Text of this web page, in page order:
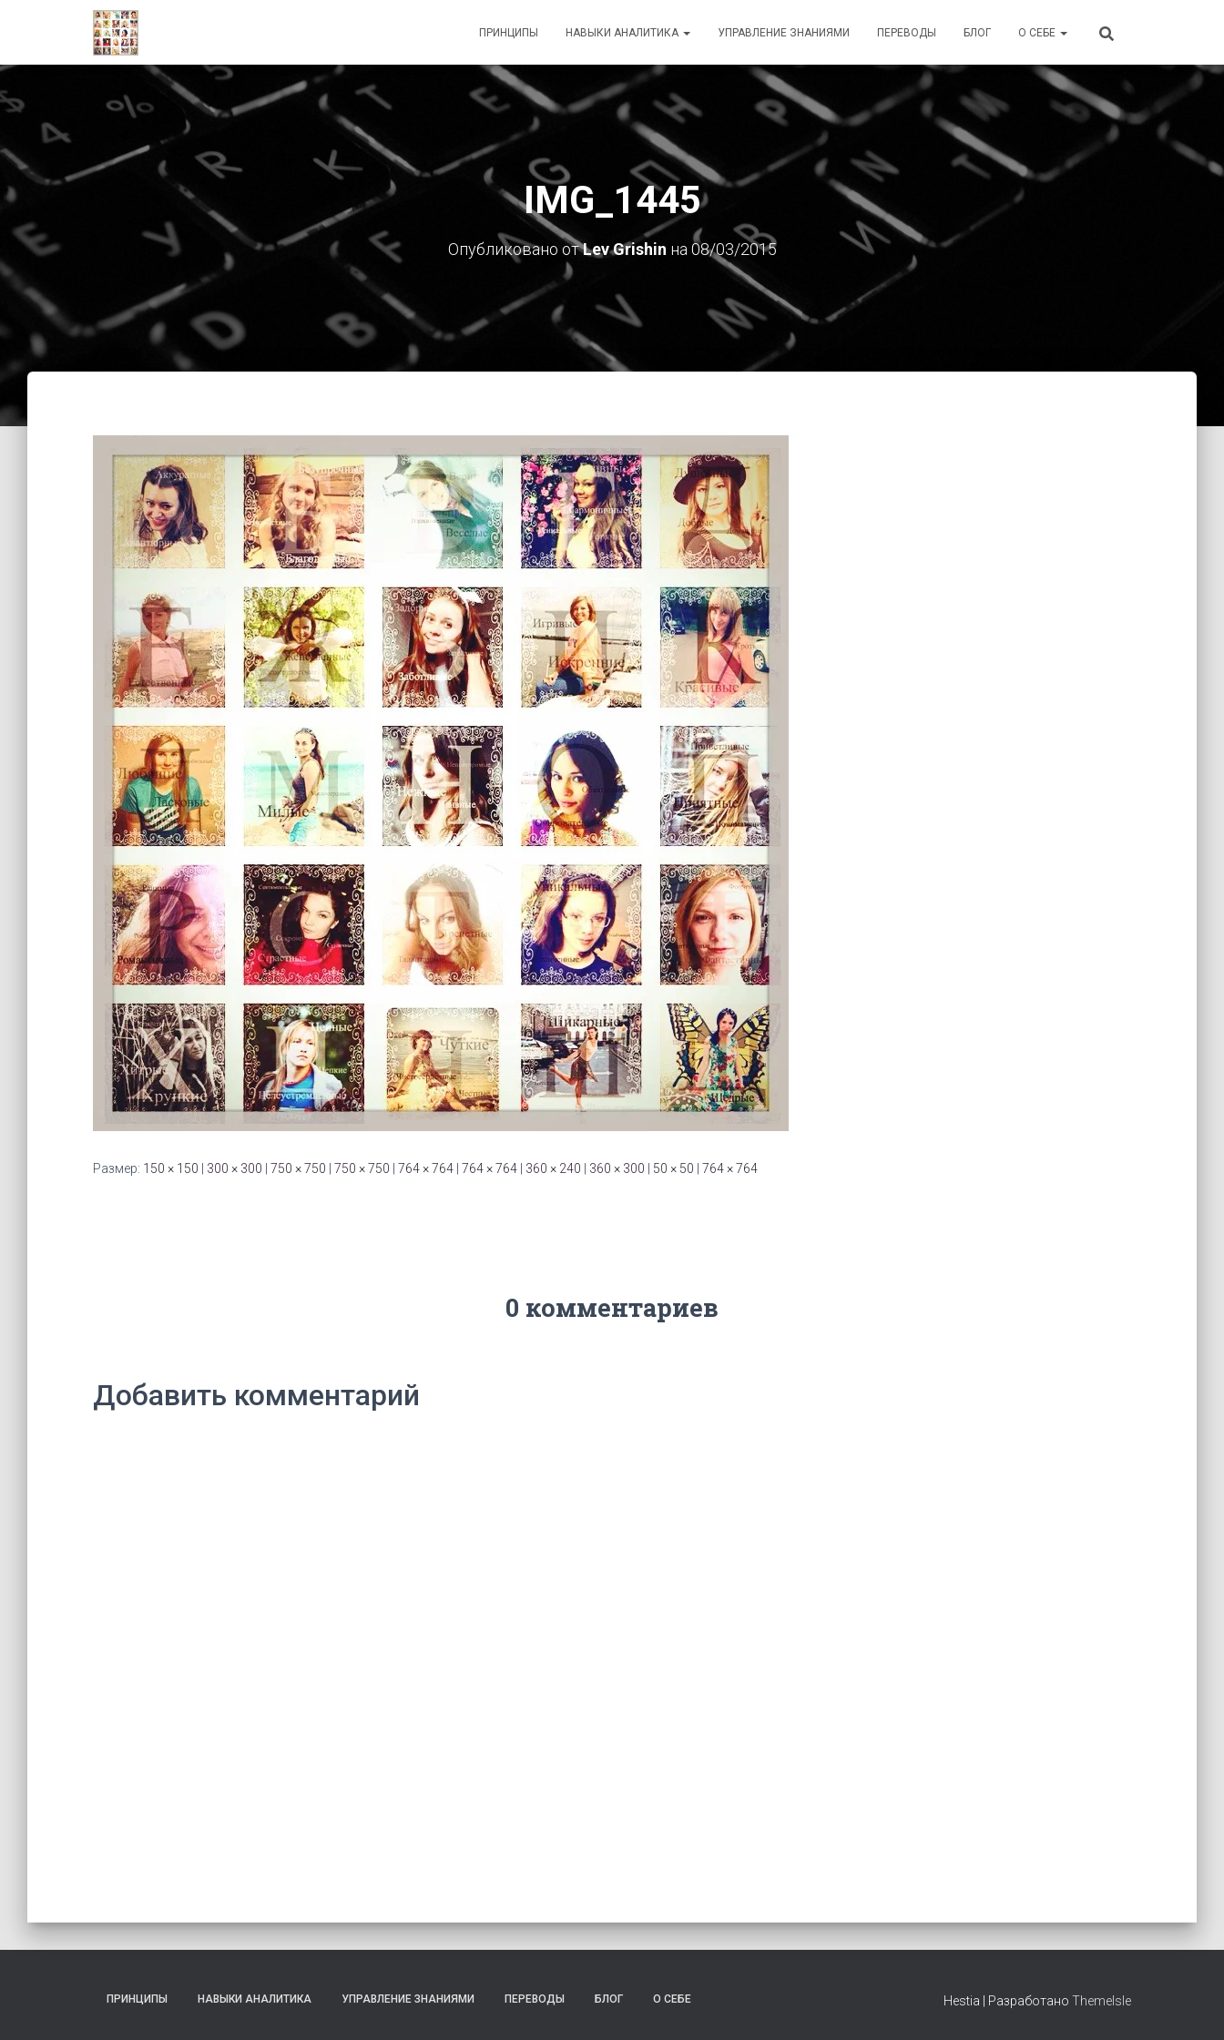
ПРИНЦИПЫ НАВЫКИ АНАЛИТИКА УПРАВЛЕНИЕ ЗНАНИЯМИ ПЕРЕВОДЫ БЛОГ О СЕБЕ
IMG_1445
Опубликовано отLev Grishin на 08/03/2015
Размер: 150 × 150 300 × 300 750 × 750 750 × 750 764 × 764 764 × 764 360 × 240 360 × 300 50 × 50 764 × 764
0 комментариев
Добавить комментарий
ПРИНЦИПЫ НАВЫКИ АНАЛИТИКА УПРАВЛЕНИЕ ЗНАНИЯМИ ПЕРЕВОДЫ БЛОГ О СЕБЕ Hestia | Разработано ThemeIsle